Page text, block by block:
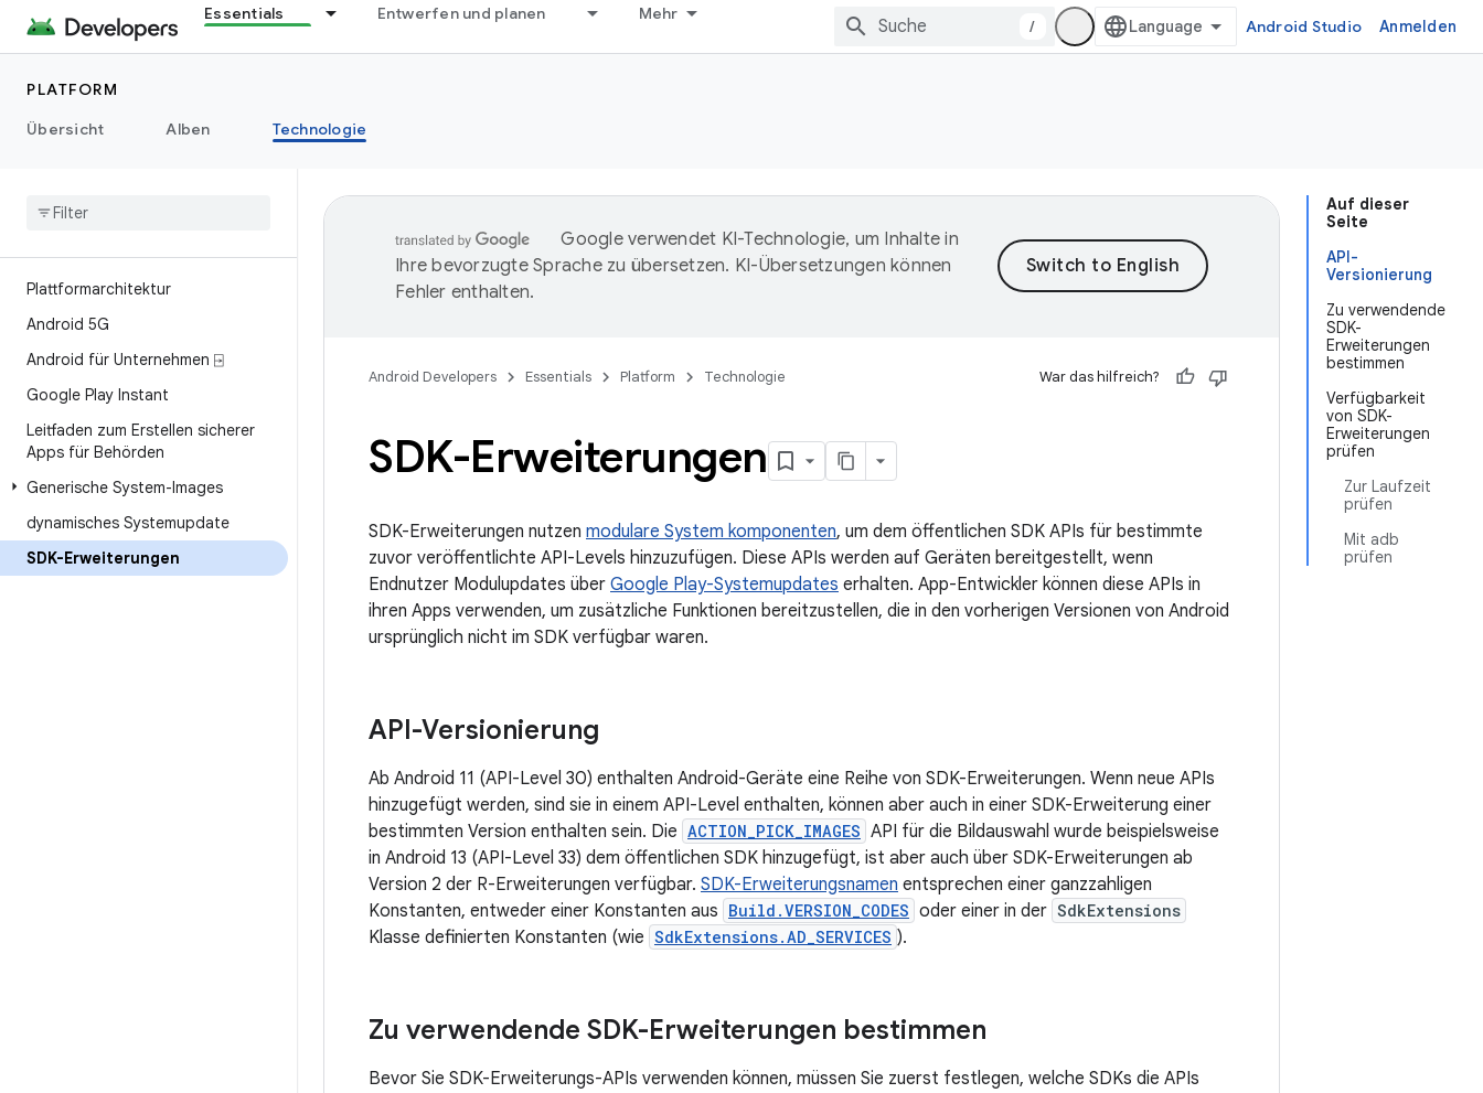
Essentials Entwerfen und planen Mehr
/ Android Studio Anmelden
PLATFORM
Übersicht
Alben Technologie
Plattformarchitektur
Android 5G
Android für Unternehmen ⍈
Google Play Instant
Leitfaden zum Erstellen sicherer
Apps für Behörden
Generische System-Images
dynamisches Systemupdate
SDK-Erweiterungen
Auf dieser
Seite
API-
Versionierung
Zu verwendende
SDK-
Erweiterungen
bestimmen
Verfügbarkeit
von SDK-
Erweiterungen
prüfen
Zur Laufzeit
prüfen
Mit adb
prüfen
Google verwendet KI-Technologie, um Inhalte in
Ihre bevorzugte Sprache zu übersetzen. KI-Übersetzungen können
Fehler enthalten.
Android Developers Essentials Platform Technologie War das hilfreich?
SDK-Erweiterungen
SDK-Erweiterungen nutzen modulare System komponenten, um dem öffentlichen SDK APIs für bestimmte
zuvor veröffentlichte API-Levels hinzuzufügen. Diese APIs werden auf Geräten bereitgestellt, wenn
Endnutzer Modulupdates über Google Play-Systemupdates erhalten. App-Entwickler können diese APIs in
ihren Apps verwenden, um zusätzliche Funktionen bereitzustellen, die in den vorherigen Versionen von Android
ursprünglich nicht im SDK verfügbar waren.
API-Versionierung
Ab Android 11 (API-Level 30) enthalten Android-Geräte eine Reihe von SDK-Erweiterungen. Wenn neue APIs
hinzugefügt werden, sind sie in einem API-Level enthalten, können aber auch in einer SDK-Erweiterung einer
bestimmten Version enthalten sein. Die ACTION_PICK_IMAGES API für die Bildauswahl wurde beispielsweise
in Android 13 (API-Level 33) dem öffentlichen SDK hinzugefügt, ist aber auch über SDK-Erweiterungen ab
Version 2 der R-Erweiterungen verfügbar. SDK-Erweiterungsnamen entsprechen einer ganzzahligen
Konstanten, entweder einer Konstanten aus Build.VERSION_CODES oder einer in der SdkExtensions
Klasse definierten Konstanten (wie SdkExtensions.AD_SERVICES ).
Zu verwendende SDK-Erweiterungen bestimmen
Bevor Sie SDK-Erweiterungs-APIs verwenden können, müssen Sie zuerst festlegen, welche SDKs die APIs